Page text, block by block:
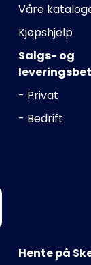
Våre
Kjøpshjelp
Salgs- og
- Privat
- Bedrift
Hente på